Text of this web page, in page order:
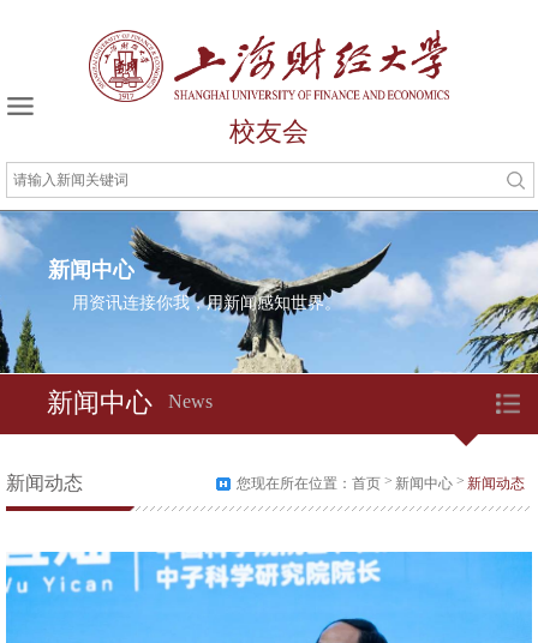
校友会
新闻中心
用资讯连接你我，用新闻感知世界。
新闻中心 News
新闻动态 您现在所在位置： 首页 > 新闻中心 > 新闻动态